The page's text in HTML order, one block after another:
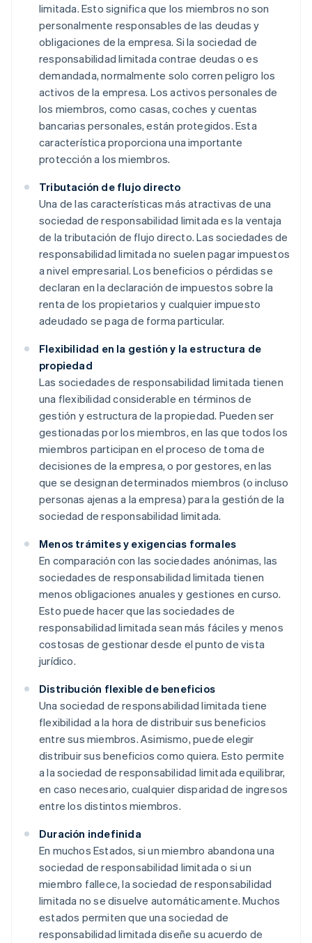
limitada. Esto significa que los miembros no son
personalmente responsables de las deudas y
obligaciones de la empresa. Si la sociedad de
responsabilidad limitada contrae deudas o es
demandada, normalmente solo corren peligro los
activos de la empresa. Los activos personales de
los miembros, como casas, coches y cuentas
bancarias personales, están protegidos. Esta
característica proporciona una importante
protección a los miembros.
Tributación de flujo directo
Una de las características más atractivas de una
sociedad de responsabilidad limitada es la ventaja
de la tributación de flujo directo. Las sociedades de
responsabilidad limitada no suelen pagar impuestos
a nivel empresarial. Los beneficios o pérdidas se
declaran en la declaración de impuestos sobre la
renta de los propietarios y cualquier impuesto
adeudado se paga de forma particular.
Flexibilidad en la gestión y la estructura de
propiedad
Las sociedades de responsabilidad limitada tienen
una flexibilidad considerable en términos de
gestión y estructura de la propiedad. Pueden ser
gestionadas por los miembros, en las que todos los
miembros participan en el proceso de toma de
decisiones de la empresa, o por gestores, en las
que se designan determinados miembros (o incluso
personas ajenas a la empresa) para la gestión de la
sociedad de responsabilidad limitada.
Menos trámites y exigencias formales
En comparación con las sociedades anónimas, las
sociedades de responsabilidad limitada tienen
menos obligaciones anuales y gestiones en curso.
Esto puede hacer que las sociedades de
responsabilidad limitada sean más fáciles y menos
costosas de gestionar desde el punto de vista
jurídico.
Distribución flexible de beneficios
Una sociedad de responsabilidad limitada tiene
flexibilidad a la hora de distribuir sus beneficios
entre sus miembros. Asimismo, puede elegir
distribuir sus beneficios como quiera. Esto permite
a la sociedad de responsabilidad limitada equilibrar,
en caso necesario, cualquier disparidad de ingresos
entre los distintos miembros.
Duración indefinida
En muchos Estados, si un miembro abandona una
sociedad de responsabilidad limitada o si un
miembro fallece, la sociedad de responsabilidad
limitada no se disuelve automáticamente. Muchos
estados permiten que una sociedad de
responsabilidad limitada diseñe su acuerdo de